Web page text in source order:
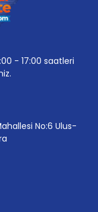
- 17:00 saatleri
No:6 Ulus-